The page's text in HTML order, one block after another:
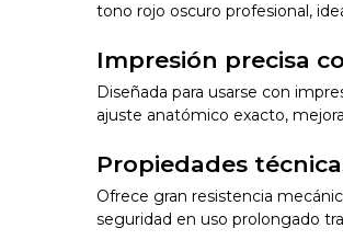
tono rojo oscuro profesional,
Impresión precisa
Diseñada para usarse con
ajuste anatómico exacto,
Propiedades
Ofrece gran resistencia
seguridad en uso prolongado